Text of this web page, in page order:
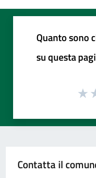
Quanto sono
su questa
Contatta il